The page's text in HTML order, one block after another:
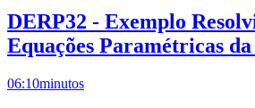
DERP32 - Exemplo
Equações Paramétricas
06:10minutos